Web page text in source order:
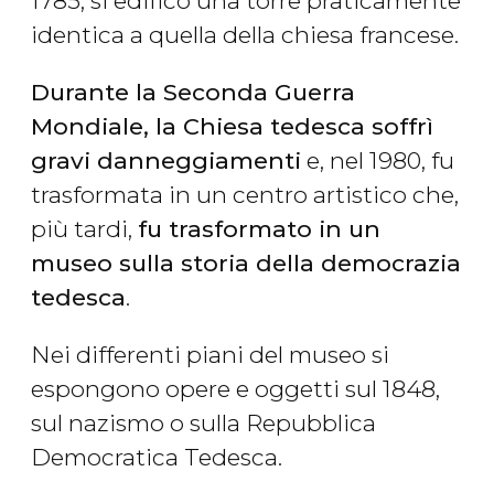
identica a quella della chiesa francese.
Durante la Seconda Guerra
Mondiale, la Chiesa tedesca soffrì
gravi danneggiamenti e, nel 1980, fu
trasformata in un centro artistico che,
più tardi, fu trasformato in un
museo sulla storia della democrazia
tedesca.
Nei differenti piani del museo si
espongono opere e oggetti sul 1848,
sul nazismo o sulla Repubblica
Democratica Tedesca.